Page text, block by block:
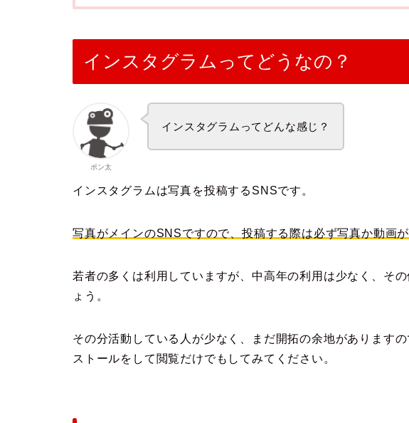
インスタグラムってどうなの？
ポン太
インスタグラムってどんな感じ？
インスタグラムは写真を投稿するSNSです。
写真がメインのSNSですので、投稿する際は必ず写真か動画が
若者の多くは利用していますが、中高年の利用は少なく、そ
ょう。
その分活動している人が少なく、まだ開拓の余地があります
ストールをして閲覧だけでもしてみてください。